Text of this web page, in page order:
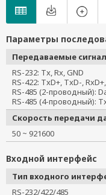
ICF-1150-S-SC-IEX
ICF-1150-S-ST-IEX
ICF-1150-M-SC-T
ICF-1150-S-SC-T
ICF-1150I-M-SC
ICF-1150I-M-SC-T
ICF-1150I-S-SC-T
Параметры
Передаваемые
RS-232: Tx, Rx, GND
RS-422: TxD+, TxD-,
RS-485 (2-проводный):
RS-485 (4-проводный):
Скорость передачи
50 ~ 921600
Входной интерфейс
Тип входного
RS-232/422/485